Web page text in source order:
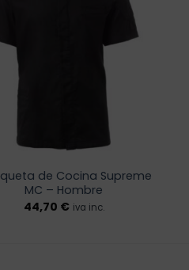
Añadir
a la
lista de
deseos
de Cocina Supreme
MC – Hombre
44,70 € iva inc.